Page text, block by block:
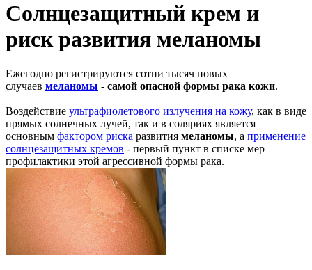
Солнцезащитный крем и
риск развития меланомы
Ежегодно регистрируются сотни тысяч новых
случаев меланомы - самой опасной формы рака кожи.
Воздействие ультрафиолетового излучения на кожу, как в виде
прямых солнечных лучей, так и в соляриях является
основным фактором риска развития меланомы, а применение
солнцезащитных кремов - первый пункт в списке мер
профилактики этой агрессивной формы рака.